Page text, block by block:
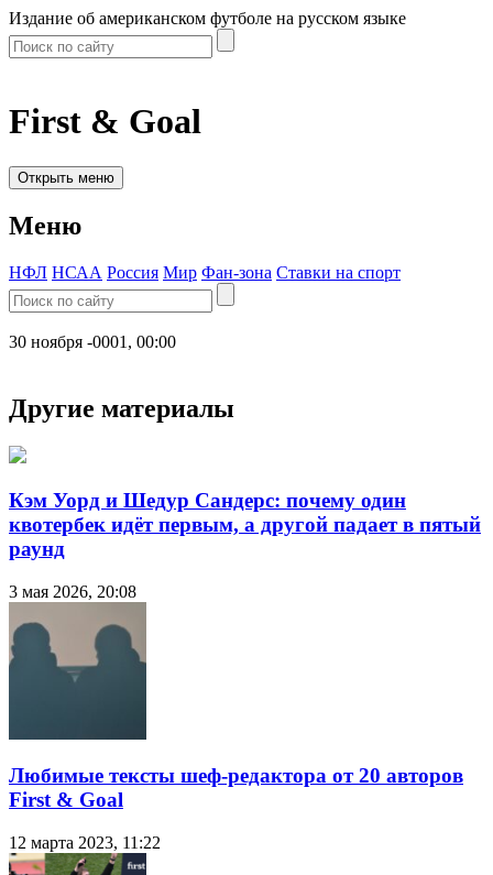
Издание об американском футболе на русском языке
First & Goal
Открыть меню
Меню
НФЛ НСАА Россия Мир Фан-зона Ставки на спорт
30 ноября -0001, 00:00
Другие материалы
Кэм Уорд и Шедур Сандерс: почему один
квотербек идёт первым, а другой падает в пятый
раунд
3 мая 2026, 20:08
Любимые тексты шеф-редактора от 20 авторов
First & Goal
12 марта 2023, 11:22